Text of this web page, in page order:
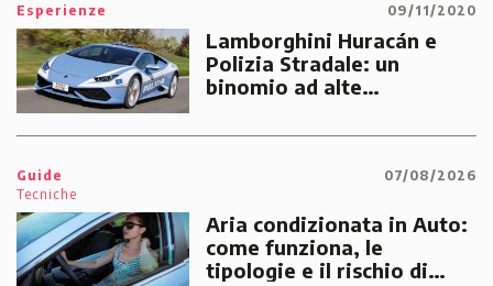
Esperienze 09/11/2020
Lamborghini Huracán e
Polizia Stradale: un
binomio ad alte
emergenze dei cittadini
Guide
Tecniche
07/08/2026
Aria condizionata in Auto:
come funziona, le
tipologie e il rischio di